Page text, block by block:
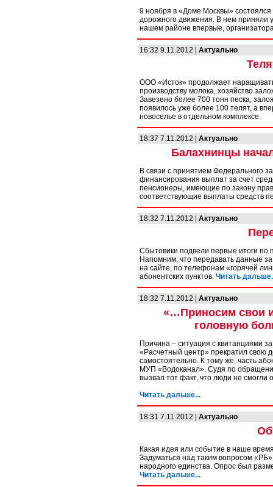
9 ноября в «Доме Москвы»
дорожного движения. В нем приняли
нашем районе впервые,
16:32 9.11.2012 | Актуально
ООО «Исток» продолжает
производству молока, хозяйство
Завезено более 700 тонн песка,
появилось уже более 100 телят, а
новоселье в отдельном комплексе.
18:37 7.11.2012 | Актуально
Балахнинцы
В связи с принятием Федерального
финансирования выплат за счет
пенсионеры, имеющие по закону
соответствующие выплаты средств
18:32 7.11.2012 | Актуально
Сбытовики подвели первые итоги по
Напомним, что передавать данные
на сайте, по телефонам «горячей
абонентских пунктов. Читать
18:32 7.11.2012 | Актуально
«…Приносим свои
головную
Причина – ситуация с квитанциями
«Расчетный центр» прекратил свою
самостоятельно. К тому же, часть
МУП «Водоканал». Судя по
вызвал тот факт, что люди не смогли
Читать дальше...
18:31 7.11.2012 | Актуально
Какая идея или событие в наше
Задуматься над таким вопросом
народного единства. Опрос был
Читать дальше...